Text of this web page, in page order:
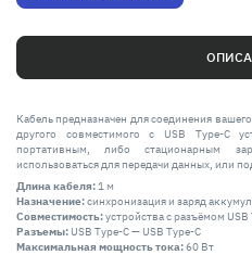
Кабель предназначен для соединения
другого совместимого с USB Type-C
портативным, либо стационарным
использоваться для передачи данных, или
Длина кабеля:1 м
Назначение:синхронизация и заряд
Совместимость:устройства с разъёмом USB
Разъемы: USB Type-C — USB Type-C
Максимальная мощность тока:60 Вт